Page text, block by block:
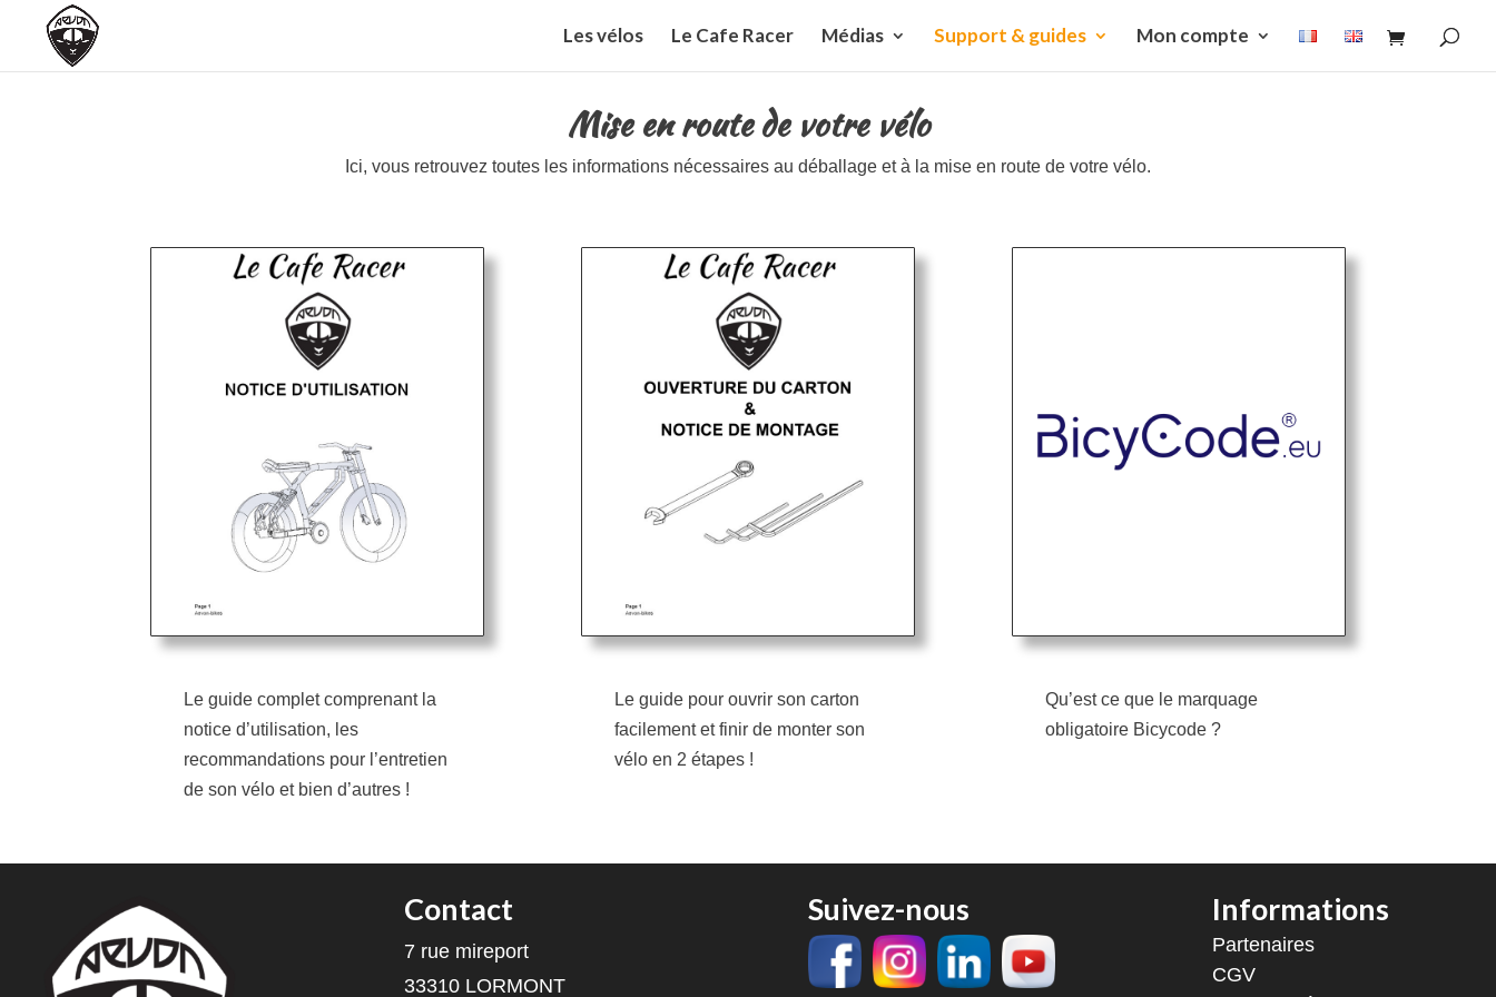
Les vélos Le Cafe Racer Médias Support & guides Mon compte
Mise en route de votre vélo
Ici, vous retrouvez toutes les informations nécessaires au déballage et à la mise en route de votre vélo.
Le guide complet comprenant la
notice d’utilisation, les
recommandations pour l’entretien
de son vélo et bien d’autres !
Le guide pour ouvrir son carton
facilement et finir de monter son
vélo en 2 étapes !
Qu’est ce que le marquage
obligatoire Bicycode ?
Contact
7 rue mireport
33310 LORMONT
Suivez-nous Informations
Partenaires
CGV